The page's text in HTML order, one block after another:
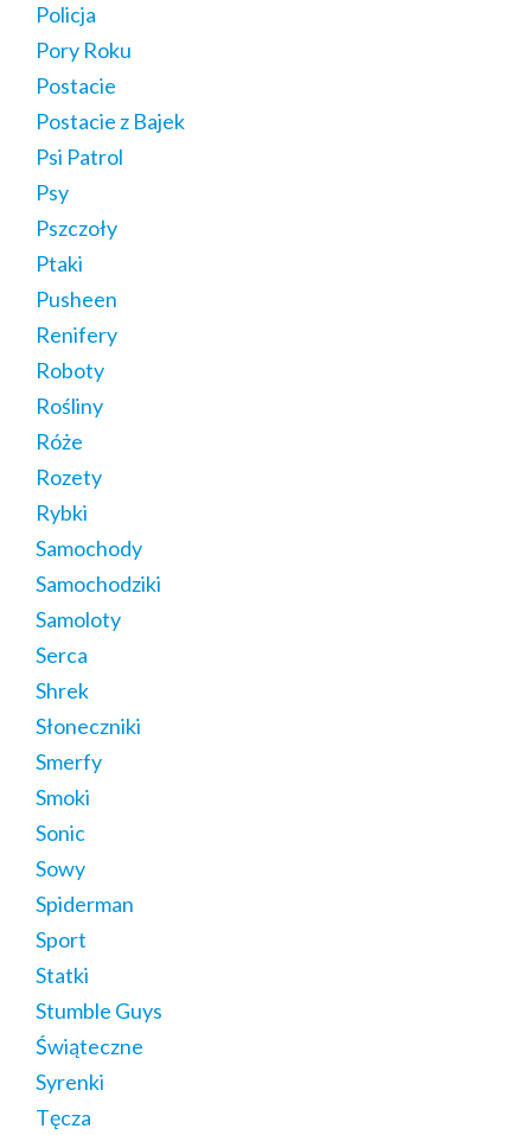
Policja
Pory Roku
Postacie
Postacie z Bajek
Psi Patrol
Psy
Pszczoły
Ptaki
Pusheen
Renifery
Roboty
Rośliny
Róże
Rozety
Rybki
Samochody
Samochodziki
Samoloty
Serca
Shrek
Słoneczniki
Smerfy
Smoki
Sonic
Sowy
Spiderman
Sport
Statki
Stumble Guys
Świąteczne
Syrenki
Tęcza